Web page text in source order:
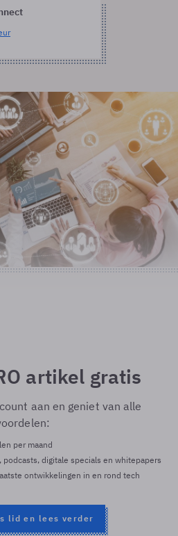
artikel gratis
aan en geniet van alle
per maand
digitale specials en whitepapers
ontwikkelingen in en rond tech
lid en lees verder